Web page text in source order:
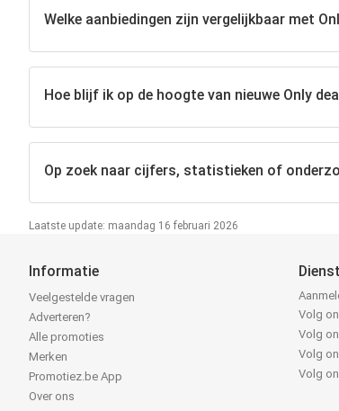
Welke aanbiedingen zijn vergelijkbaar met
Hoe blijf ik op de hoogte van nieuwe Only
Op zoek naar cijfers, statistieken of
Laatste update: maandag 16 februari 2026
Informatie
Veelgestelde vragen
Adverteren?
Alle promoties
Merken
Promotiez.be App
Over ons
Volg
Volg
Volg
Volg